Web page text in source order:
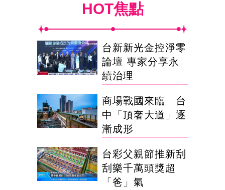
HOT焦點
台新新光金控淨零
論壇 專家分享永
續治理
商場戰國來臨 台
中「頂奢大道」逐
漸成形
台彩父親節推新刮
刮樂千萬頭獎超
「爸」氣